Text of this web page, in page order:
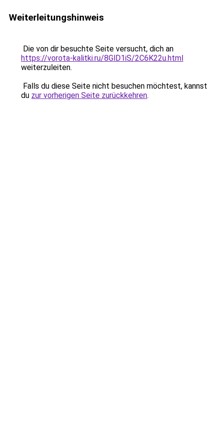
Weiterleitungshinweis
Die von dir besuchte Seite versucht, dich an
https://vorota-kalitki.ru/8GlD1iS/2C6K22u.html
weiterzuleiten.
Falls du diese Seite nicht besuchen möchtest, kannst
du zur vorherigen Seite zurückkehren.